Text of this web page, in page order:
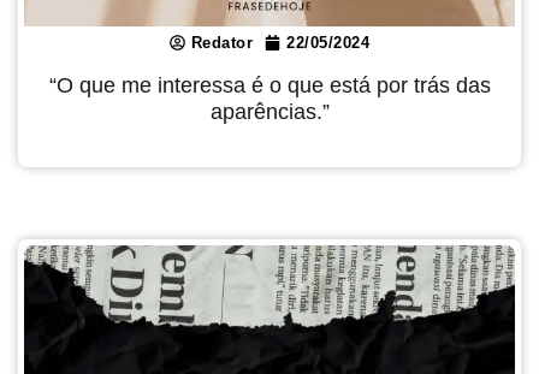
Redator 22/05/2024
“O que me interessa é o que está por trás das
aparências.”